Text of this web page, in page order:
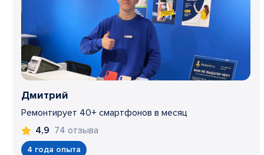
Дмитрий
Ремонтирует 40+ смартфонов в месяц
4,9 74 отзыва
4 года опыта